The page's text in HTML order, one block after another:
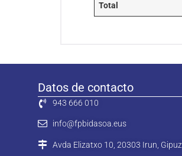
Total
Datos de contacto
943 666 010
info@fpbidasoa.eus
Avda Elizatxo 10, 20303 Irun,